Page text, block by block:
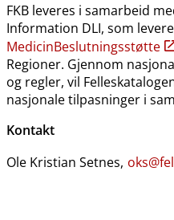
FKB leveres i samarbeid
Information DLI, som
MedicinBeslutningsstøtte
Regioner. Gjennom
og regler, vil
nasjonale tilpasninger i
Kontakt
Ole Kristian Setnes,